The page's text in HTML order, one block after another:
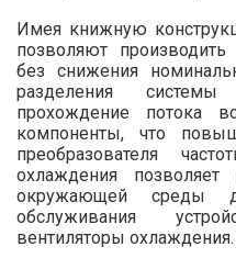
Имея книжную
позволяют
без снижения
разделения
прохождение потока
компоненты, что
преобразователя
охлаждения позволяет
окружающей среды
обслуживания
вентиляторы охлаждения.